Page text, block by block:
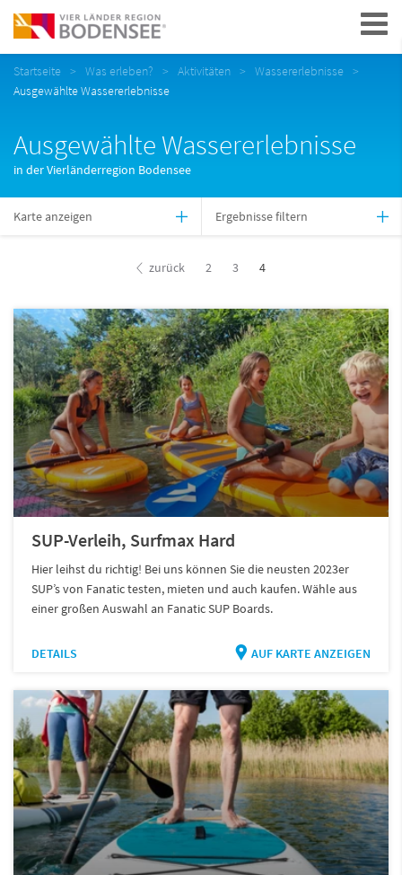
Navigation
Startseite Was erleben? Aktivitäten
Wassererlebnisse
Ausgewählte Wassererlebnisse
Ausgewählte Wassererlebnisse
in der Vierländerregion Bodensee
Karte anzeigen Ergebnisse filtern
zurück 2 3 4
SUP-Verleih, Surfmax Hard
Hier leihst du richtig! Bei uns können Sie die neusten 2023er
SUP’s von Fanatic testen, mieten und auch kaufen. Wähle aus
einer großen Auswahl an Fanatic SUP Boards.
DETAILS AUF KARTE ANZEIGEN